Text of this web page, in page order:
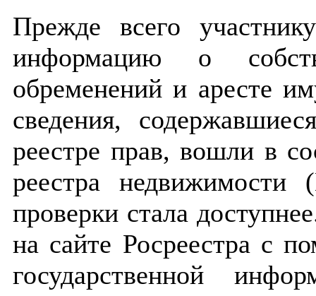
Прежде всего
информацию о
обременений и аресте
сведения,
реестре прав, вошли в
реестра
проверки стала
на сайте Росреестра с
государственной